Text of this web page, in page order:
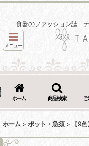
食器のファッション誌「
メニュー
ホーム 商品検索
ホーム > ポット・急須 > 【9